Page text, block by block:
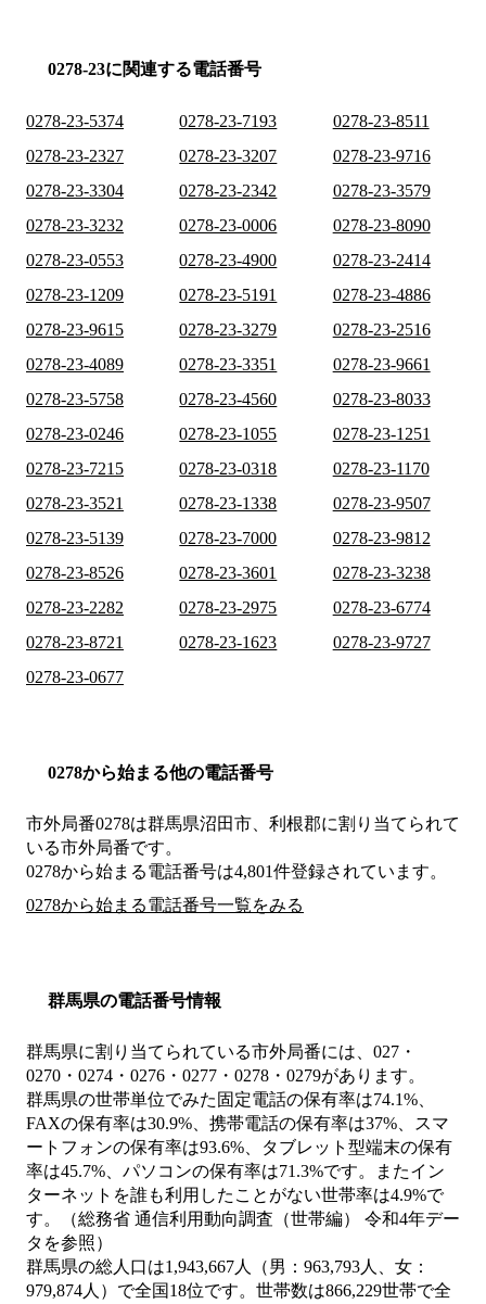
0278-23に関連する電話番号
0278-23-5374 0278-23-7193
0278-23-8511
0278-23-2327
0278-23-3207
0278-23-9716
0278-23-3304
0278-23-2342
0278-23-3579
0278-23-3232
0278-23-0006
0278-23-8090
0278-23-0553
0278-23-4900
0278-23-2414
0278-23-1209
0278-23-5191
0278-23-4886
0278-23-9615
0278-23-3279
0278-23-2516
0278-23-4089
0278-23-3351
0278-23-9661
0278-23-5758
0278-23-4560
0278-23-8033
0278-23-0246
0278-23-1055
0278-23-1251
0278-23-7215
0278-23-0318
0278-23-1170
0278-23-3521
0278-23-1338
0278-23-9507
0278-23-5139
0278-23-7000
0278-23-9812
0278-23-8526
0278-23-3601
0278-23-3238
0278-23-2282
0278-23-2975
0278-23-6774
0278-23-8721
0278-23-1623
0278-23-9727
0278-23-0677
0278から始まる他の電話番号
市外局番0278は群馬県沼田市、利根郡に割り当てられて
いる市外局番です。
0278から始まる電話番号は4,801件登録されています。
0278から始まる電話番号一覧をみる
群馬県の電話番号情報
群馬県に割り当てられている市外局番には、027・
0270・0274・0276・0277・0278・0279があります。
群馬県の世帯単位でみた固定電話の保有率は74.1%、
FAXの保有率は30.9%、携帯電話の保有率は37%、スマ
ートフォンの保有率は93.6%、タブレット型端末の保有
率は45.7%、パソコンの保有率は71.3%です。またイン
ターネットを誰も利用したことがない世帯率は4.9%で
す。（総務省 通信利用動向調査（世帯編） 令和4年デー
タを参照）
群馬県の総人口は1,943,667人（男：963,793人、女：
979,874人）で全国18位です。世帯数は866,229世帯で全